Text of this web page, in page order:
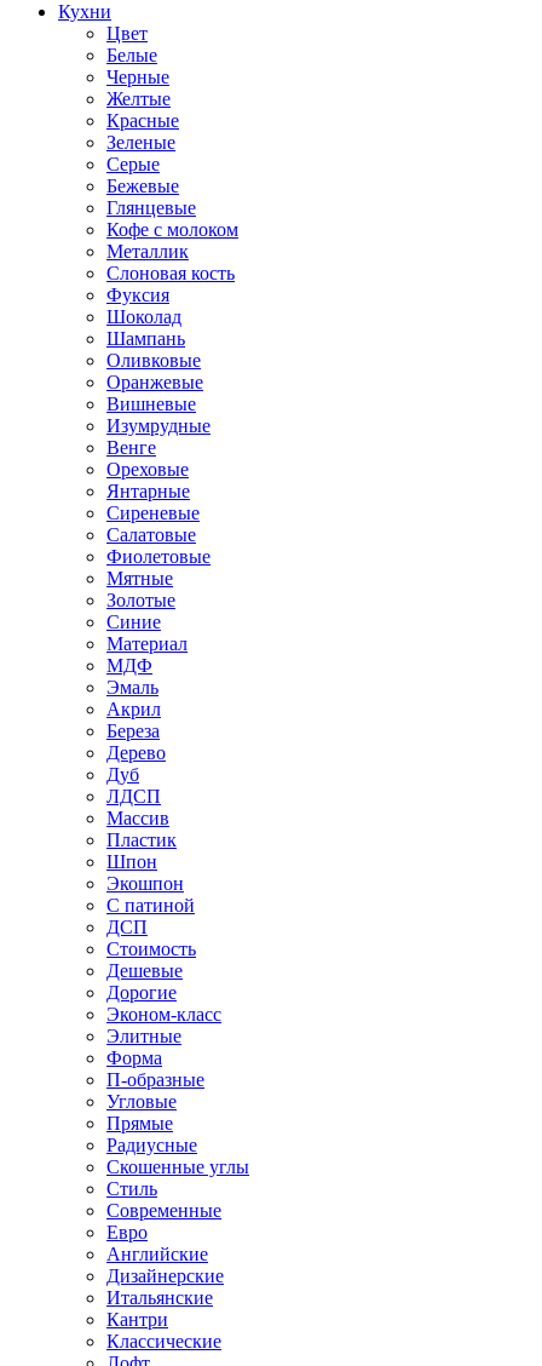
Кухни
Цвет
Белые
Черные
Желтые
Красные
Зеленые
Серые
Бежевые
Глянцевые
Кофе с молоком
Металлик
Слоновая кость
Фуксия
Шоколад
Шампань
Оливковые
Оранжевые
Вишневые
Изумрудные
Венге
Ореховые
Янтарные
Сиреневые
Салатовые
Фиолетовые
Мятные
Золотые
Синие
Материал
МДФ
Эмаль
Акрил
Береза
Дерево
Дуб
ЛДСП
Массив
Пластик
Шпон
Экошпон
С патиной
ДСП
Стоимость
Дешевые
Дорогие
Эконом-класс
Элитные
Форма
П-образные
Угловые
Прямые
Радиусные
Скошенные углы
Стиль
Современные
Евро
Английские
Дизайнерские
Итальянские
Кантри
Классические